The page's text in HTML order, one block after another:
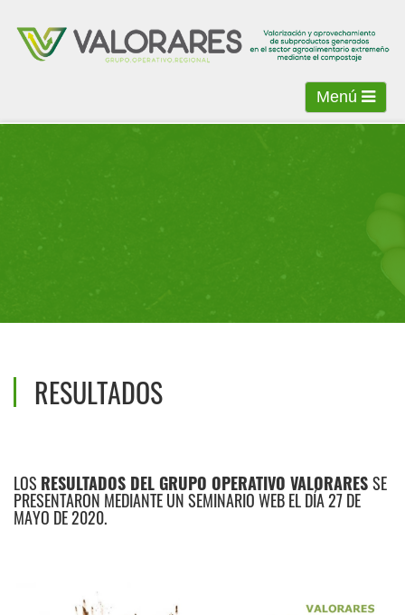
Menú
RESULTADOS
LOS RESULTADOS DEL GRUPO OPERATIVO VALORARESSE
PRESENTARON MEDIANTE UN SEMINARIO WEB EL DÍA 27 DE
MAYO DE 2020.